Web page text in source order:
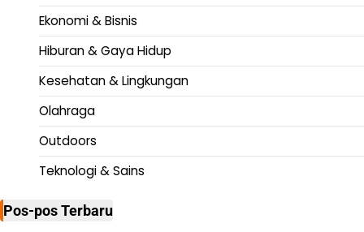
Ekonomi & Bisnis
Hiburan & Gaya Hidup
Kesehatan & Lingkungan
Olahraga
Outdoors
Teknologi & Sains
Pos-pos Terbaru